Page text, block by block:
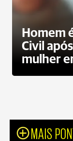
Homem
Civil
mulher
MAIS